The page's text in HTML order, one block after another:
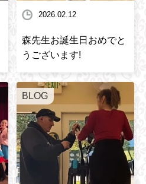
2026.02.12
森先生お誕生日おめでと
うございます!
BLOG